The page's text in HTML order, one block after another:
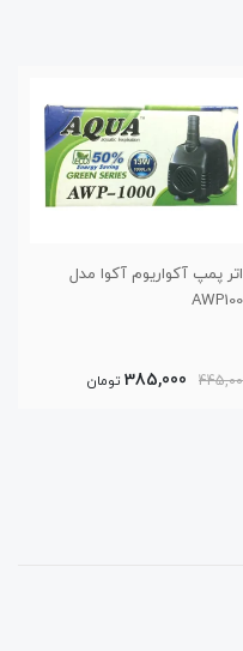
آکوا مدل
تومان
واتر پمپ
550,000